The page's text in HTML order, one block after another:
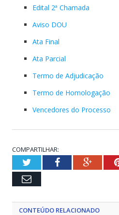
Edital 2ª Chamada
Aviso DOU
Ata Final
Ata Parcial
Termo de Adjudicação
Termo de Homologação
Vencedores do Processo
COMPARTILHAR:
TwitterFacebook
Email
CONTEÚDO RELACIONADO